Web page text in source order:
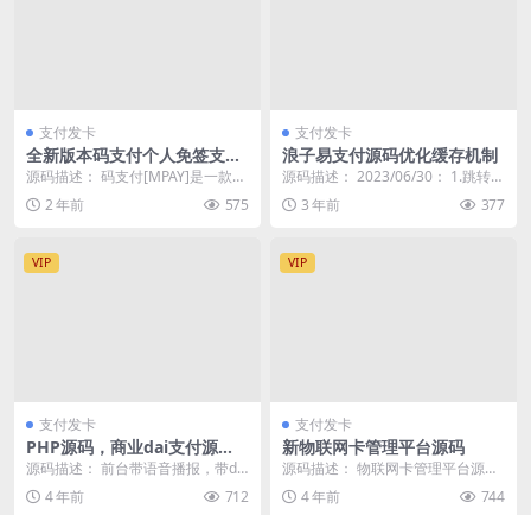
支付发卡
全新版本码支付个人免签支付
系统源码 ThinkPHP框架开发
全开源
源码描述： 码支付[MPAY]是一款便
捷收款工具，专注于个人免签收
款，通过普通收...
2 年前 575
支付发卡
浪子易支付源码优化缓存机制
源码描述： 2023/06/30： 1.跳转微
信客服支持多企业多客服轮询 2.
新...3 年前 377
VIP
支付发卡
PHP源码，商业dai支付源
码，第三方支付平台源码
源码描述： 前台带语音播报，带de
mo，带sdk 页面说不出什么感觉，
原先四千多...
4 年前 712
VIP
支付发卡
新物联网卡管理平台源码
源码描述： 物联网卡管理平台源码,
物联网卡管理系统源码授权机制删
了,需要的拿 演...
4 年前 744